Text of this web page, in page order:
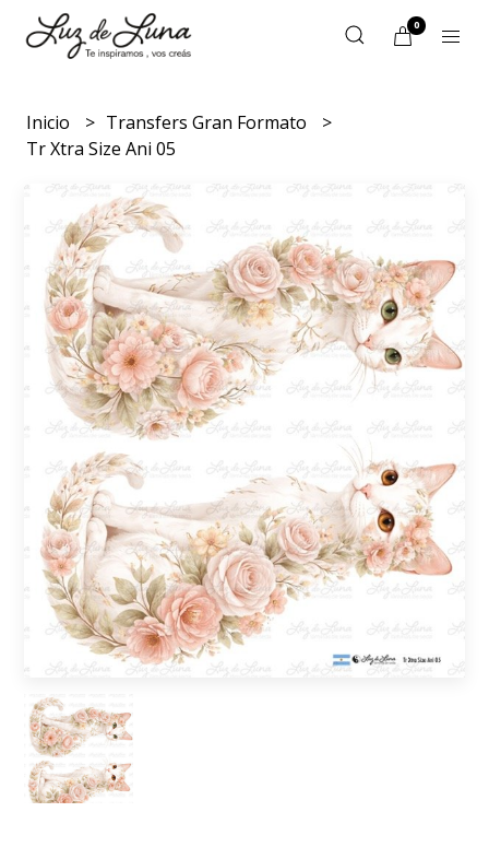
0
Inicio
Transfers Gran Formato
Tr Xtra Size Ani 05